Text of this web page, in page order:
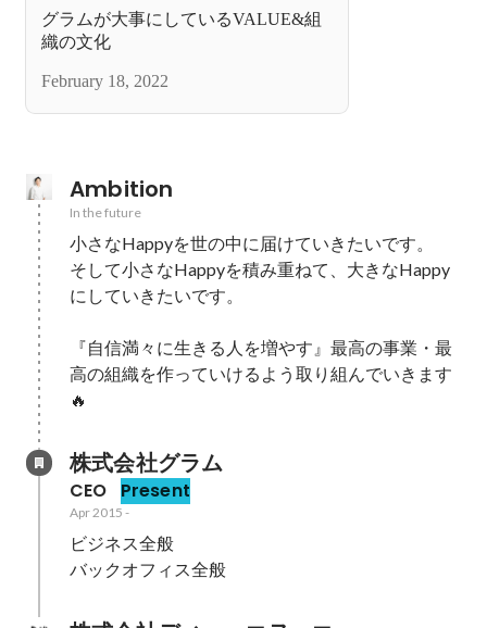
グラムが大事にしているVALUE&組
織の文化
February 18, 2022
Ambition
In the future
小さなHappyを世の中に届けていきたいです。
そして小さなHappyを積み重ねて、大きなHappy
にしていきたいです。
『自信満々に生きる人を増やす』最高の事業・最
高の組織を作っていけるよう取り組んでいきます
🔥
株式会社グラム
CEO Present
Apr 2015 -
ビジネス全般
バックオフィス全般